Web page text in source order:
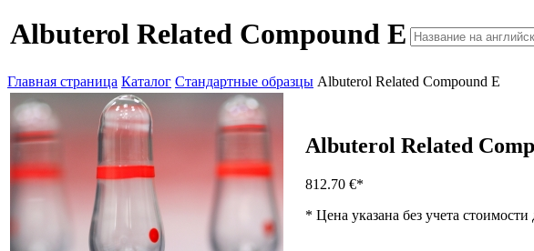
Albuterol Related Compound E
Главная страница Каталог Стандартные образцы Albuterol Related Compound E
Albuterol Related
812.70 €*
* Цена указана без учета